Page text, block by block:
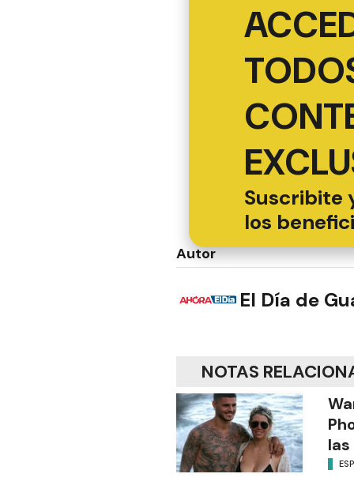
Suscribite
los
Autor
El Día de
NOTAS